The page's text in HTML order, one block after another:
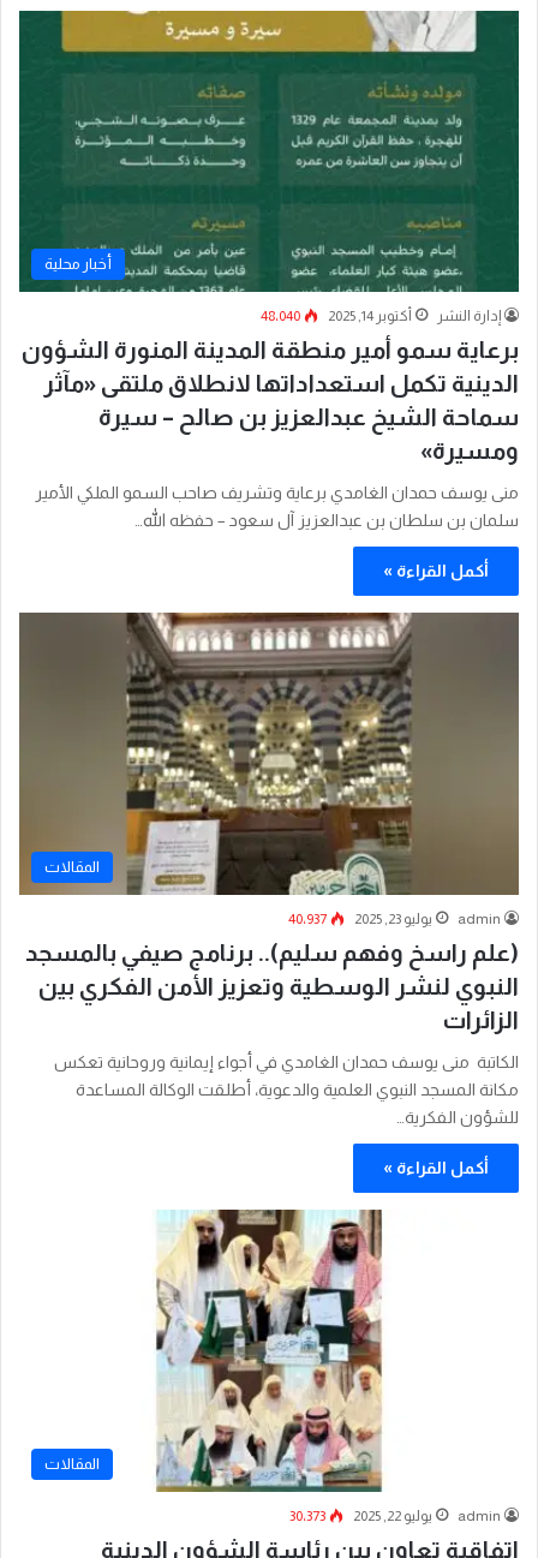
أخبار محلية
إدارة النشر أكتوبر 14, 2025 48٬040
برعاية سمو أمير منطقة المدينة المنورة الشؤون
الدينية تكمل استعداداتها لانطلاق ملتقى «مآثر
سماحة الشيخ عبدالعزيز بن صالح – سيرة
ومسيرة»
منى يوسف حمدان الغامدي برعاية وتشريف صاحب السمو الملكي الأمير
سلمان بن سلطان بن عبدالعزيز آل سعود – حفظه الله…
أكمل القراءة »
المقالات
admin يوليو 23, 2025 40٬937
(علم راسخ وفهم سليم).. برنامج صيفي بالمسجد
النبوي لنشر الوسطية وتعزيز الأمن الفكري بين
الزائرات
الكاتبة منى يوسف حمدان الغامدي في أجواء إيمانية وروحانية تعكس
مكانة المسجد النبوي العلمية والدعوية، أطلقت الوكالة المساعدة
للشؤون الفكرية…
أكمل القراءة »
المقالات
admin يوليو 22, 2025 30٬373
اتفاقية تعاون بين رئاسة الشؤون الدينية